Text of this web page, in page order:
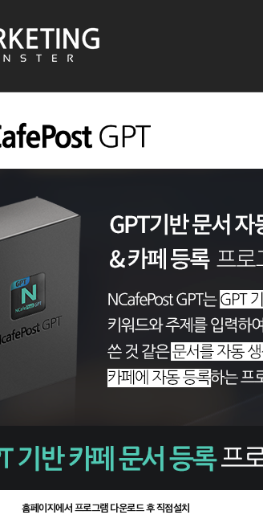
홈페이지에서 프로그램 다운로드 후 직접설치